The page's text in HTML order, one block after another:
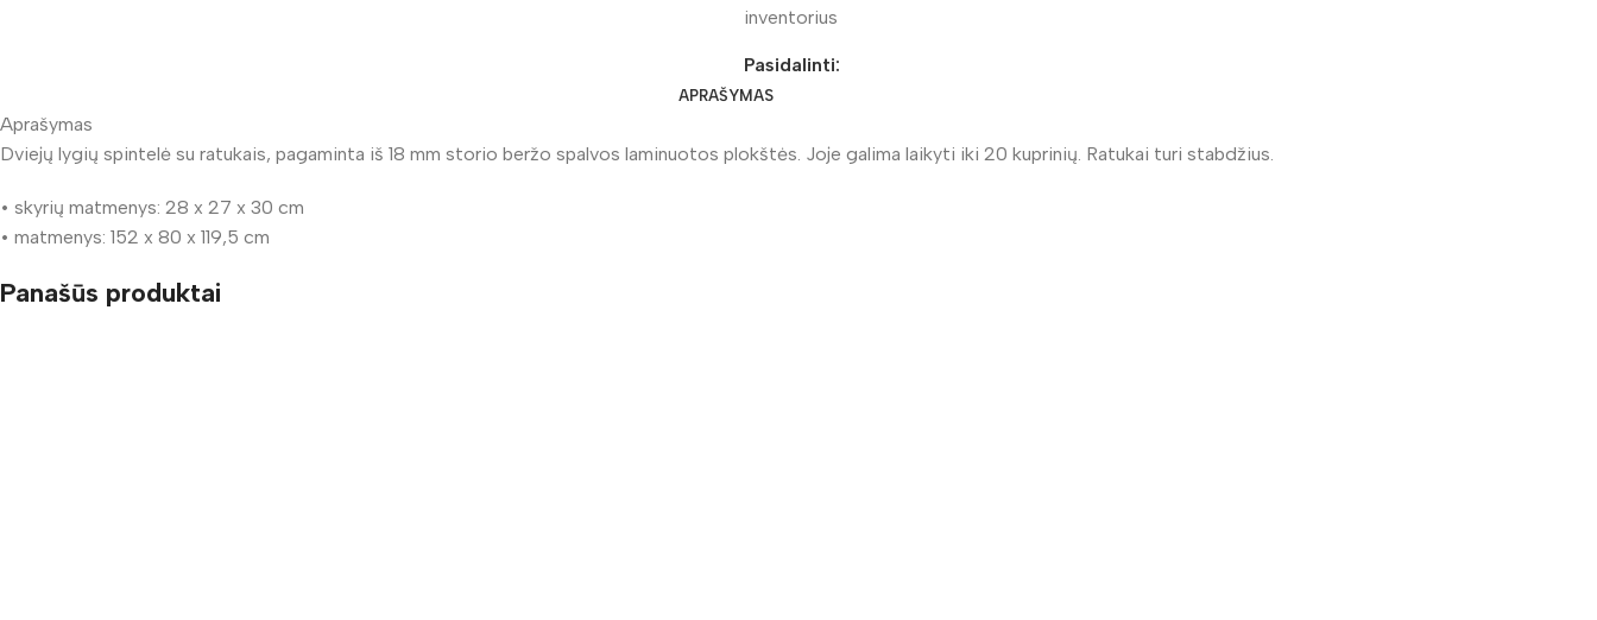
inventorius
Pasidalinti:
APRAŠYMAS
Aprašymas
Dviejų lygių spintelė su ratukais, pagaminta iš 18 mm storio beržo spalvos laminuotos plokštės. Joje galima laikyti iki 20 kuprinių. Ratukai turi stabdžius.
• skyrių matmenys: 28 x 27 x 30 cm
• matmenys: 152 x 80 x 119,5 cm
Panašūs produktai